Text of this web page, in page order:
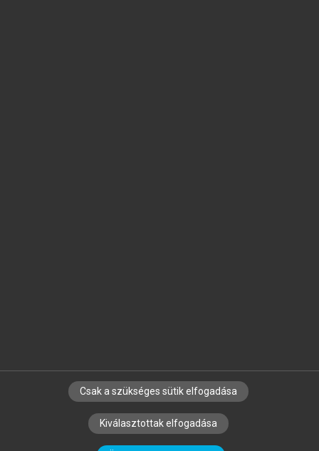
SZERZŐKNEK CÉGEKNEK KÖNYVTÁROSOKNAK
SZERKESZTÉSI ÉS LEKTORÁLÁSI ALAPELVEK
Csak a szükséges sütik elfogadása
Kiválasztottak elfogadása